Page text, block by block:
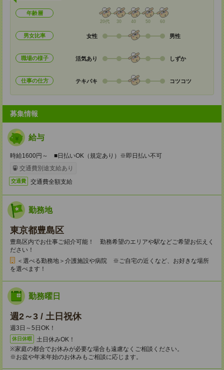
年齢層
20代 30 40 50 60
男女比率 女性 男性
職場の様子 活気あり しずか
仕事の仕方 テキパキ コツコツ
募集情報
給与
時給1600円～ ■日払いOK（規定あり）※即日払い不可
交通費別途支給あり
交通費 交通費全額支給
勤務地
東京都豊島区
豊島区内でお仕事ご紹介可能！ 勤務希望のエリアや駅などご希望お伝えく
ださい！
＜選べる勤務地＞介護施設や病院 ※ご自宅の近くなど、お好きな場所
を選べます！
勤務曜日
週2～3 / 土日祝休
週3日～5日OK！
休日休暇
土日休みOK！
※家庭の都合でお休みが必要な場合も遠慮なくご相談ください。
※お盆や年末年始のお休みもご相談に応じます。